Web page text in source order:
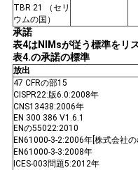
TBR 21 （セリ
ウムの国）
承諾
表4はNIMsが従う標準をリ
表4.の承諾の標準
放出
47 CFRの部15
CISPR22:版6.0:2008年
CNS13438:2006年
EN 300 386 V1.6.1
ENの55022:2010
EN61000-3-2:2006年[株式会社
EN61000-3-3:2008年
ICES-003問題5:2012年